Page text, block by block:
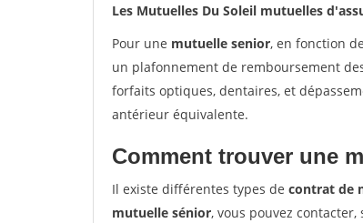
Les Mutuelles Du Soleil mutuelles
Pour une mutuelle senior, en fonction
un plafonnement de remboursement
forfaits optiques, dentaires, et
antérieur équivalente.
Comment trouver une
Il existe différentes types de contrat de
mutuelle sénior, vous pouvez